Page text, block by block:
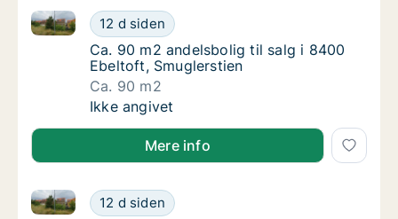
Ca. 90 m2 andelsbolig til salg i 8400
12 d siden
Ca. 90 m2 andelsbolig til salg i 8400 Ebeltoft,
Ca. 90 m2 andelsbolig til salg i 8400
Ca. 90 m2 andelsbolig til salg i 8400
Ebeltoft, Smuglerstien
Ca. 90 m2
Ca. 90 m2 andelsbolig til salg i 8400
Ikke angivet
Mere info
Ca. 90 m2 andelsbolig til salg i 8400
12 d siden
Ca. 90 m2 andelsbolig til salg i 8400 Ebeltoft,